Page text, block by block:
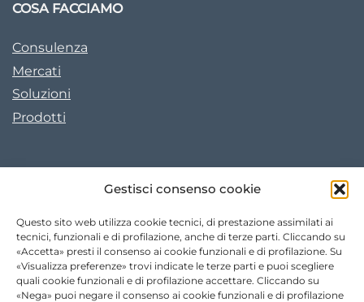
Gestisci consenso cookie
Questo sito web utilizza cookie tecnici, di prestazione assimilati ai
tecnici, funzionali e di profilazione, anche di terze parti. Cliccando su
«Accetta» presti il consenso ai cookie funzionali e di profilazione. Su
«Visualizza preferenze» trovi indicate le terze parti e puoi scegliere
quali cookie funzionali e di profilazione accettare. Cliccando su
«Nega» puoi negare il consenso ai cookie funzionali e di profilazione
COSA FACCIAMO
Consulenza
Mercati
Soluzioni
Prodotti
Fax +39 0422 828811
info@xholding.it
PERNIX - XERUM